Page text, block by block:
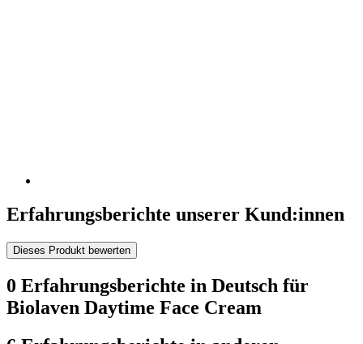
Erfahrungsberichte unserer Kund:innen
Dieses Produkt bewerten
0 Erfahrungsberichte in Deutsch für
Biolaven Daytime Face Cream